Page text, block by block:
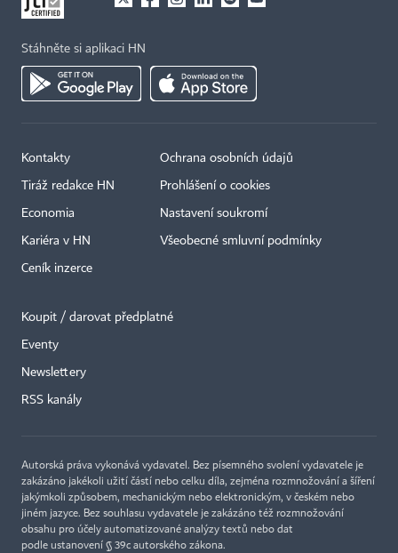
Stáhněte si aplikaci HN
Kontakty
Tiráž redakce HN
Economia
Kariéra v HN
Ceník inzerce
Ochrana osobních údajů
Prohlášení o cookies
Nastavení soukromí
Všeobecné smluvní podmínky
Koupit / darovat předplatné
Eventy
Newslettery
RSS kanály
Autorská práva vykonává vydavatel. Bez písemného svolení vydavatele je
zakázáno jakékoli užití částí nebo celku díla, zejména rozmnožování a šíření
jakýmkoli způsobem, mechanickým nebo elektronickým, v českém nebo
jiném jazyce. Bez souhlasu vydavatele je zakázáno též rozmnožování
obsahu pro účely automatizované analýzy textů nebo dat
podle ustanovení § 39c autorského zákona.